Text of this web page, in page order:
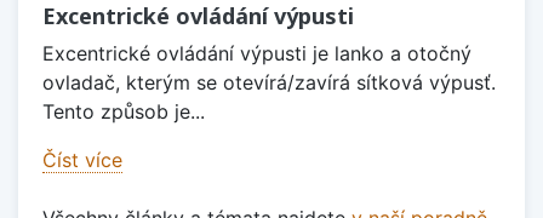
Excentrické ovládání výpusti
Excentrické ovládání výpusti je lanko a otočný
ovladač, kterým se otevírá/zavírá sítková výpusť.
Tento způsob je...
Číst více